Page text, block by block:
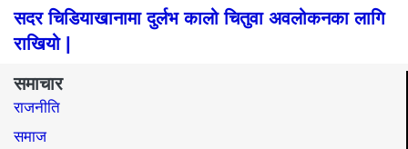
सदर चिडियाखानामा दुर्लभ कालो चितुवा अवलोकनका लागि
राखियो |
समाचार
राजनीति
समाज​